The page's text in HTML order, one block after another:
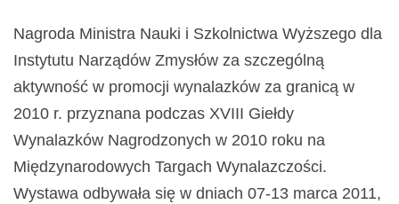
Nagroda Ministra Nauki i Szkolnictwa Wyższego dla
Instytutu Narządów Zmysłów za szczególną
aktywność w promocji wynalazków za granicą w
2010 r. przyznana podczas XVIII Giełdy
Wynalazków Nagrodzonych w 2010 roku na
Międzynarodowych Targach Wynalazczości.
Wystawa odbywała się w dniach 07-13 marca 2011,